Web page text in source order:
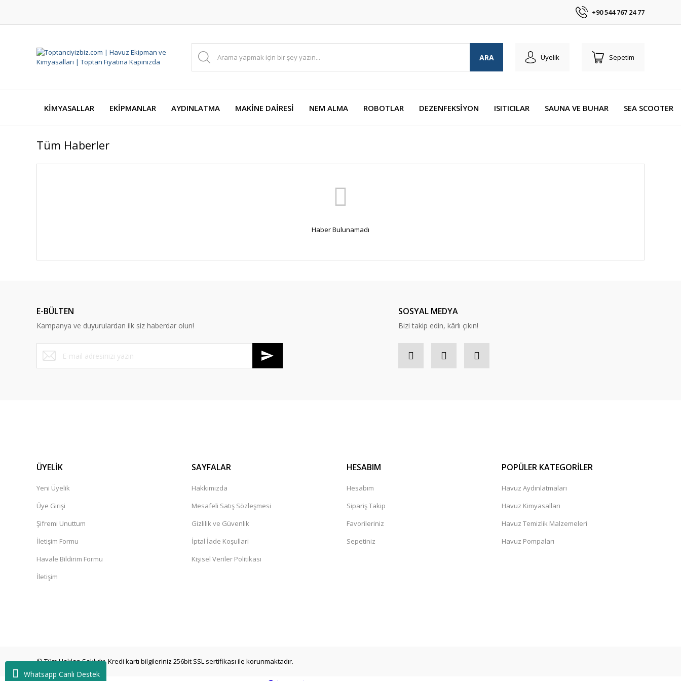
Whatsapp Canlı Destek
+90 544 767 24 77
ARA Üyelik Sepetim
KİMYASALLAR EKİPMANLAR AYDINLATMA MAKİNE DAİRESİ NEM ALMA ROBOTLAR DEZENFEKSİYON ISITICILAR SAUNA VE BUHAR SEA SCOOTER
Tüm Haberler
Haber Bulunamadı
E-BÜLTEN
Kampanya ve duyurulardan ilk siz haberdar olun!
SOSYAL MEDYA
Bizi takip edin, kârlı çıkın!
ÜYELİK
Yeni Üyelik
Üye Girişi
Şifremi Unuttum
İletişim Formu
Havale Bildirim Formu
İletişim
SAYFALAR
Hakkımızda
Mesafeli Satış Sözleşmesi
Gizlilik ve Güvenlik
İptal İade Koşullari
Kişisel Veriler Politikası
HESABIM
Hesabım
Sipariş Takip
Favorileriniz
Sepetiniz
POPÜLER KATEGORİLER
Havuz Aydınlatmaları
Havuz Kimyasalları
Havuz Temizlik Malzemeleri
Havuz Pompaları
© Tüm Hakları Saklıdır. Kredi kartı bilgileriniz 256bit SSL sertifikası ile korunmaktadır.